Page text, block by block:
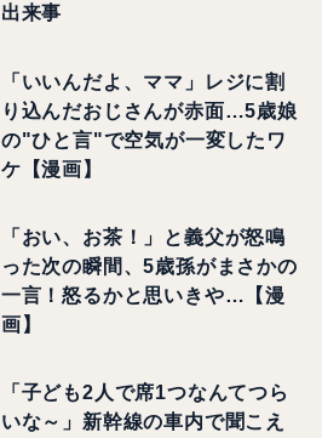
出来事
「いいんだよ、ママ」レジに割
り込んだおじさんが赤面…5歳娘
の"ひと言"で空気が一変したワ
ケ【漫画】
「おい、お茶！」と義父が怒鳴
った次の瞬間、5歳孫がまさかの
一言！怒るかと思いきや…【漫
画】
「子ども2人で席1つなんてつら
いな～」新幹線の車内で聞こえ